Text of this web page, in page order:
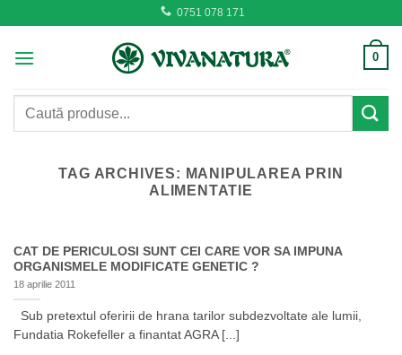
content
0751 078 171
0
Caută
TAG ARCHIVES: MANIPULAREA PRIN
ALIMENTATIE
CAT DE PERICULOSI SUNT CEI CARE VOR SA IMPUNA
ORGANISMELE MODIFICATE GENETIC ?
18 aprilie 2011
Sub pretextul oferirii de hrana tarilor subdezvoltate ale lumii,
Fundatia Rokefeller a finantat AGRA [...]